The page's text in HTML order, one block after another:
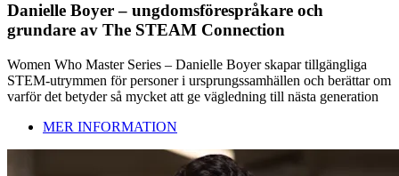
Danielle Boyer – ungdomsförespråkare och
grundare av The STEAM Connection
Women Who Master Series – Danielle Boyer skapar tillgängliga
STEM-utrymmen för personer i ursprungssamhällen och berättar om
varför det betyder så mycket att ge vägledning till nästa generation
MER INFORMATION